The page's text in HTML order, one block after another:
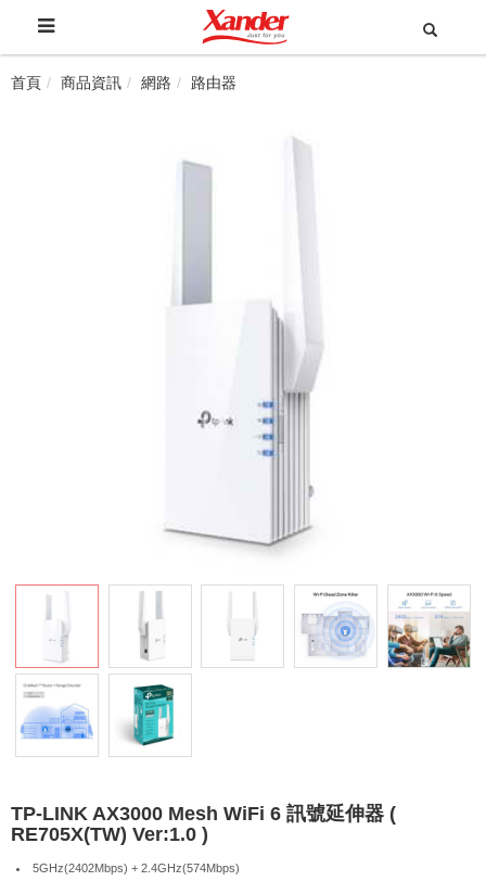
首頁 商品資訊 網路 路由器
TP-LINK AX3000 Mesh WiFi 6 訊號延伸器 (
RE705X(TW) Ver:1.0 )
5GHz(2402Mbps) + 2.4GHz(574Mbps)